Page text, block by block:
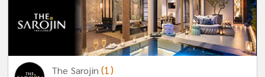
The Sarojin(1)